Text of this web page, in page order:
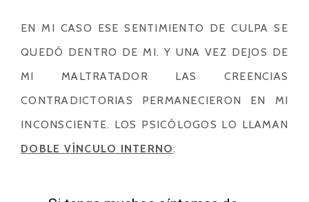
EN MI CASO ESE SENTIMIENTO DE CULPA SE
QUEDÓ DENTRO DE MI. Y UNA VEZ DEJOS DE
MI MALTRATADOR LAS CREENCIAS
CONTRADICTORIAS PERMANECIERON EN MI
INCONSCIENTE. LOS PSICÓLOGOS LO LLAMAN
DOBLE VÍNCULO INTERNO: